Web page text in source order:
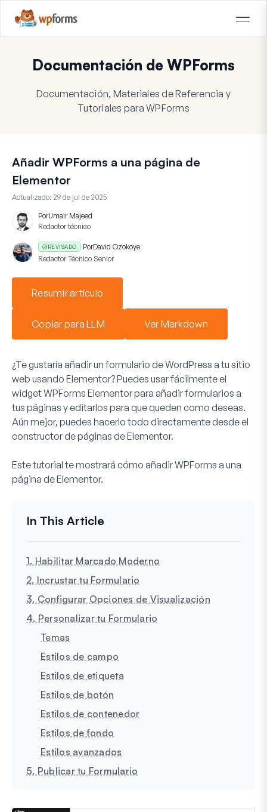
Documentación de WPForms
Documentación, Materiales de Referencia y
Tutoriales para WPForms
Añadir WPForms a una página de
Elementor
Actualizado: 29 de jul de 2025
PorUmair Majeed
Redactor técnico
REVISADO PorDavid Ozokoye
Redactor Técnico Senior
Resumir artículo
Copiar para LLM Ver Markdown
¿Te gustaría añadir un formulario de WordPress a tu sitio
web usando Elementor? Puedes usar fácilmente el
widget WPForms Elementor para añadir formularios a
tus páginas y editarlos para que queden como deseas.
Aún mejor, puedes hacerlo todo directamente desde el
constructor de páginas de Elementor.
Este tutorial te mostrará cómo añadir WPForms a una
página de Elementor.
1. Habilitar Marcado Moderno
2. Incrustar tu Formulario
3. Configurar Opciones de Visualización
4. Personalizar tu Formulario
Temas
Estilos de campo
Estilos de etiqueta
Estilos de botón
Estilos de contenedor
Estilos de fondo
Estilos avanzados
5. Publicar tu Formulario